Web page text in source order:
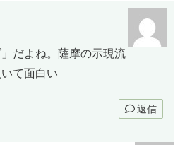
だよね。薩摩の示現流
て面白い
返信